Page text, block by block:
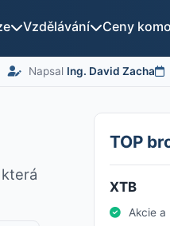
Vzdělávání Ceny
Napsal Ing. David Zacha
TOP
XTB
Akcie a